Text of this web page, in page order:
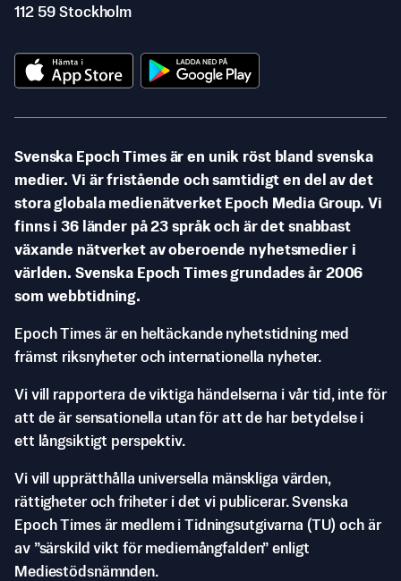
112 59 Stockholm
Svenska Epoch Times är en unik röst bland svenska
medier. Vi är fristående och samtidigt en del av det
stora globala medienätverket Epoch Media Group. Vi
finns i 36 länder på 23 språk och är det snabbast
växande nätverket av oberoende nyhetsmedier i
världen. Svenska Epoch Times grundades år 2006
som webbtidning.
Epoch Times är en heltäckande nyhetstidning med
främst riksnyheter och internationella nyheter.
Vi vill rapportera de viktiga händelserna i vår tid, inte för
att de är sensationella utan för att de har betydelse i
ett långsiktigt perspektiv.
Vi vill upprätthålla universella mänskliga värden,
rättigheter och friheter i det vi publicerar. Svenska
Epoch Times är medlem i Tidningsutgivarna (TU) och är
av ”särskild vikt för mediemångfalden” enligt
Mediestödsnämnden.